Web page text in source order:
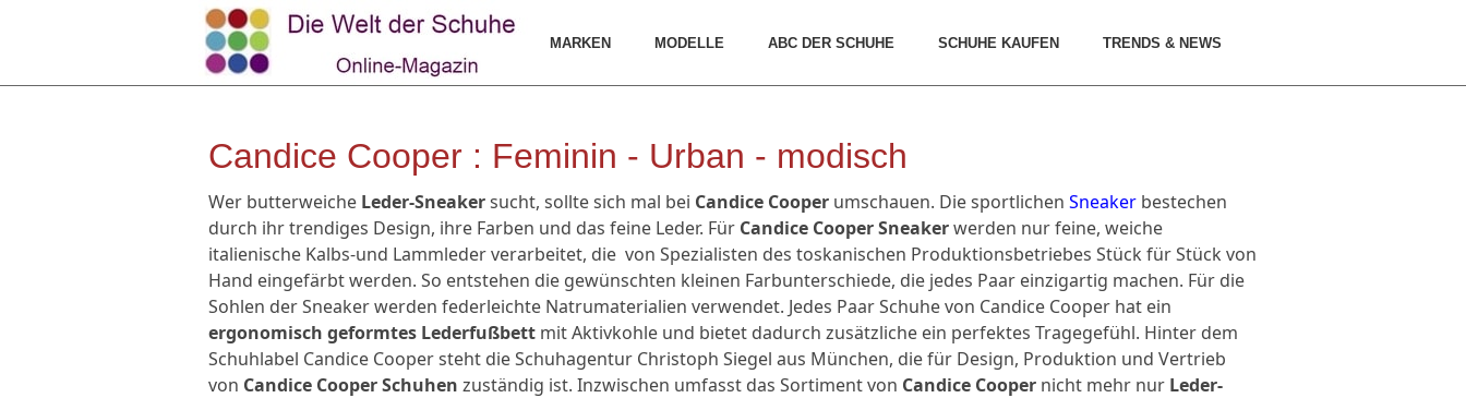
MARKEN MODELLE ABC DER SCHUHE SCHUHE KAUFEN TRENDS & NEWS
Candice Cooper : Feminin - Urban - modisch
Wer butterweiche Leder-Sneakersucht, sollte sich mal bei Candice Cooper umschauen. Die sportlichen Sneaker bestechen
durch ihr trendiges Design, ihre Farben und das feine Leder. Für Candice Cooper Sneakerwerden nur feine, weiche
italienische Kalbs-und Lammleder verarbeitet, die von Spezialisten des toskanischen Produktionsbetriebes Stück für Stück von
Hand eingefärbt werden. So entstehen die gewünschten kleinen Farbunterschiede, die jedes Paar einzigartig machen. Für die
Sohlen der Sneaker werden federleichte Natrumaterialien verwendet. Jedes Paar Schuhe von Candice Cooper hat ein
ergonomisch geformtes Lederfußbett mit Aktivkohle und bietet dadurch zusätzliche ein perfektes Tragegefühl. Hinter dem
Schuhlabel Candice Cooper steht die Schuhagentur Christoph Siegel aus München, die für Design, Produktion und Vertrieb
von Candice Cooper Schuhen zuständig ist. Inzwischen umfasst das Sortiment von Candice Cooper nicht mehr nur Leder-